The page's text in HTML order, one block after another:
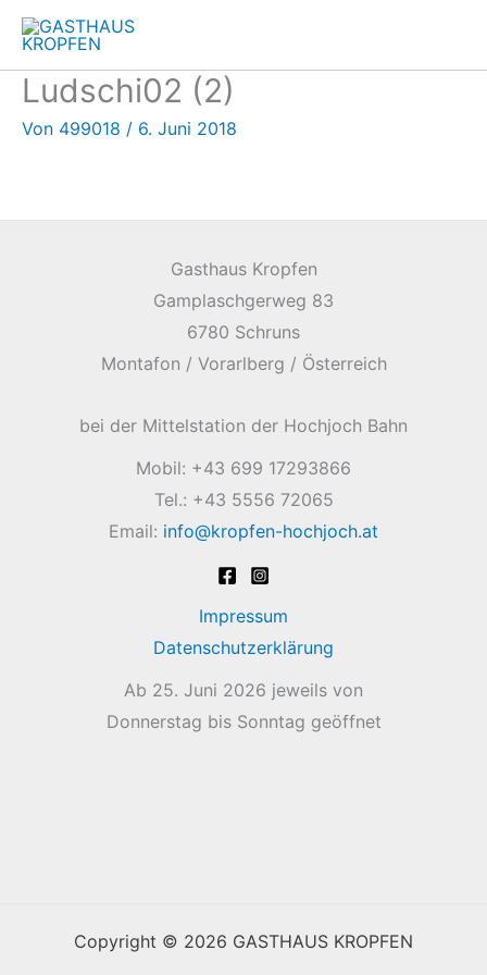
Zum
Inhalt
springen
Ludschi02 (2)
Von 499018 / 6. Juni 2018
Gasthaus Kropfen
Gamplaschgerweg 83
6780 Schruns
Montafon / Vorarlberg / Österreich
bei der Mittelstation der Hochjoch Bahn
Mobil: +43 699 17293866
Tel.: +43 5556 72065
Email: info@kropfen-hochjoch.at
Impressum
Datenschutzerklärung
Ab 25. Juni 2026 jeweils von
Donnerstag bis Sonntag geöffnet
Copyright © 2026 GASTHAUS KROPFEN